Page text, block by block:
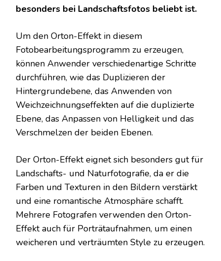
besonders bei Landschaftsfotos beliebt ist.
Um den Orton-Effekt in diesem
Fotobearbeitungsprogramm zu erzeugen,
können Anwender verschiedenartige Schritte
durchführen, wie das Duplizieren der
Hintergrundebene, das Anwenden von
Weichzeichnungseffekten auf die duplizierte
Ebene, das Anpassen von Helligkeit und das
Verschmelzen der beiden Ebenen.
Der Orton-Effekt eignet sich besonders gut für
Landschafts- und Naturfotografie, da er die
Farben und Texturen in den Bildern verstärkt
und eine romantische Atmosphäre schafft.
Mehrere Fotografen verwenden den Orton-
Effekt auch für Porträtaufnahmen, um einen
weicheren und verträumten Style zu erzeugen.